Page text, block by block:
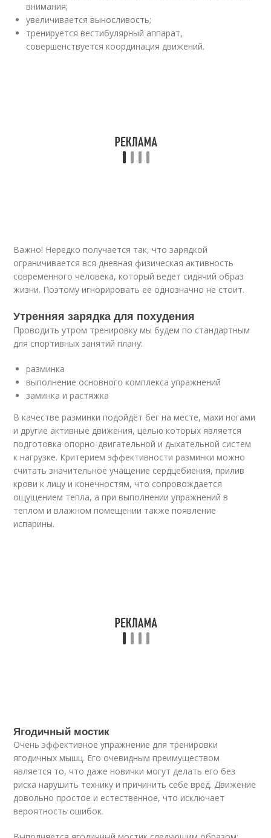
внимания;
увеличивается выносливость;
тренируется вестибулярный аппарат,
совершенствуется координация движений.
Важно! Нередко получается так, что зарядкой
ограничивается вся дневная физическая активность
современного человека, который ведет сидячий образ
жизни. Поэтому игнорировать ее однозначно не стоит.
Утренняя зарядка для похудения
Проводить утром тренировку мы будем по стандартным
для спортивных занятий плану:
разминка
выполнение основного комплекса упражнений
заминка и растяжка
В качестве разминки подойдёт бег на месте, махи ногами
и другие активные движения, целью которых является
подготовка опорно-двигательной и дыхательной систем
к нагрузке. Критерием эффективности разминки можно
считать значительное учащение сердцебиения, прилив
крови к лицу и конечностям, что сопровождается
ощущением тепла, а при выполнении упражнений в
теплом и влажном помещении также появление
испарины.
Ягодичный мостик
Очень эффективное упражнение для тренировки
ягодичных мышц. Его очевидным преимуществом
является то, что даже новички могут делать его без
риска нарушить технику и причинить себе вред. Движение
довольно простое и естественное, что исключает
вероятность ошибок.